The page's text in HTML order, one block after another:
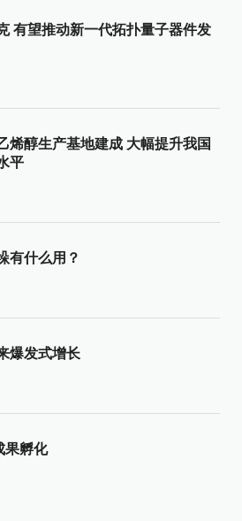
有望推动新一代拓扑量子器件发
烯醇生产基地建成 大幅提升我国
平
有什么用？
爆发式增长
果孵化